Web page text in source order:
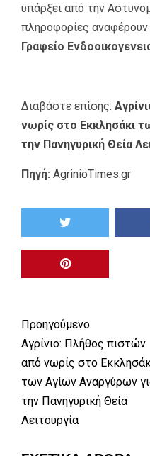
υπάρξει από την
πληροφορίες αναφέρουν
Γραφείο
Διαβάστε επίσης:
νωρίς στο Εκκλησάκι
την Πανηγυρική Θεία
Πηγή: AgrinioTimes.gr
Προηγούμενο
Αγρίνιο: Πλήθος πιστών
από νωρίς στο
των Αγίων Αναργύρων
την Πανηγυρική Θεία
Λειτουργία